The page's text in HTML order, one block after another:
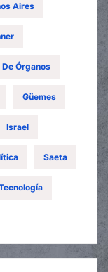
Aires
Órganos
Güemes
Israel
Saeta